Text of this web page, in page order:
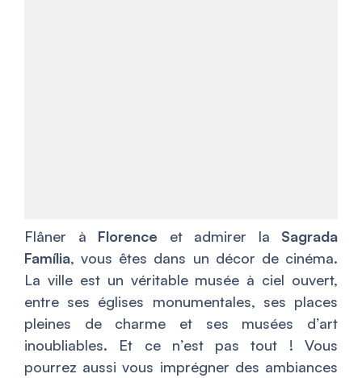
Flâner à Florence et admirer la Sagrada
Família, vous êtes dans un décor de cinéma.
La ville est un véritable musée à ciel ouvert,
entre ses églises monumentales, ses places
pleines de charme et ses musées d’art
inoubliables. Et ce n’est pas tout ! Vous
pourrez aussi vous imprégner des ambiances